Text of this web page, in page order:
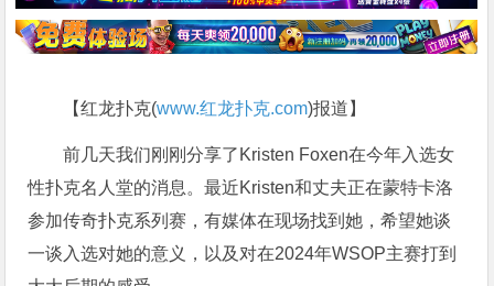
【红龙扑克(www.红龙扑克.com)报道】
前几天我们刚刚分享了 Kristen Foxen在今年入选女
性扑克名人堂的消息 。最近Kristen和丈夫正在蒙特卡洛
参加传奇扑克系列赛，有媒体在现场找到她，希望她谈
一谈入选对她的意义，以及对在2024年WSOP主赛打到